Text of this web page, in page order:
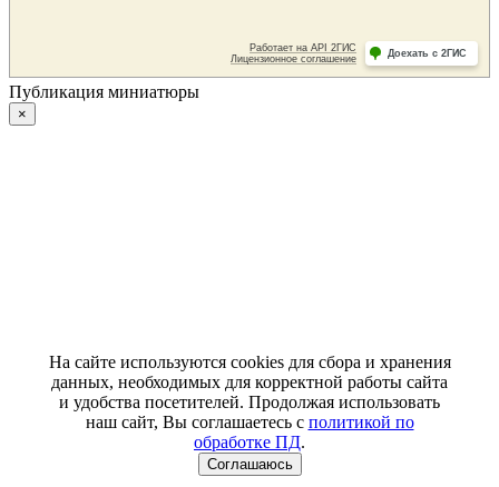
Публикация миниатюры
×
На сайте используются cookies для сбора и хранения
данных, необходимых для корректной работы сайта
и удобства посетителей. Продолжая использовать
наш сайт, Вы соглашаетесь с политикой по
обработке ПД.
Соглашаюсь